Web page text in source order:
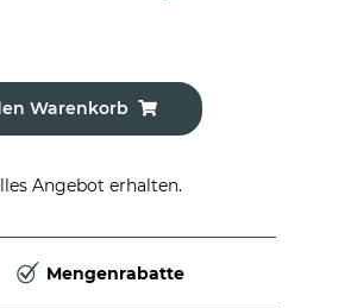
Warenkorb
Angebot erhalten.
Mengenrabatte